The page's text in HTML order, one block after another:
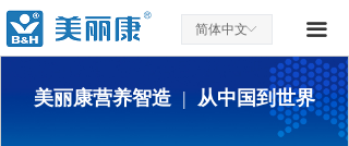
끀
首页 ꀅ
简体中文
美丽康营养智造 | 从中国到世界